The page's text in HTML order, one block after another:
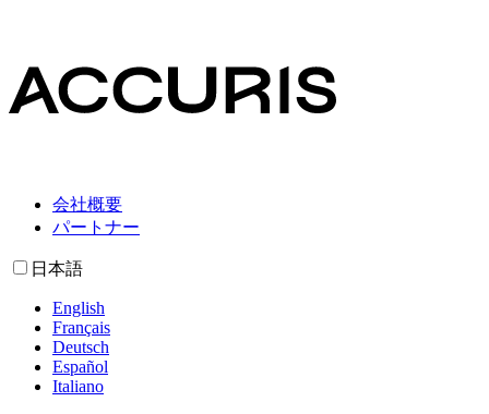
会社概要
パートナー
日本語
English
Français
Deutsch
Español
Italiano